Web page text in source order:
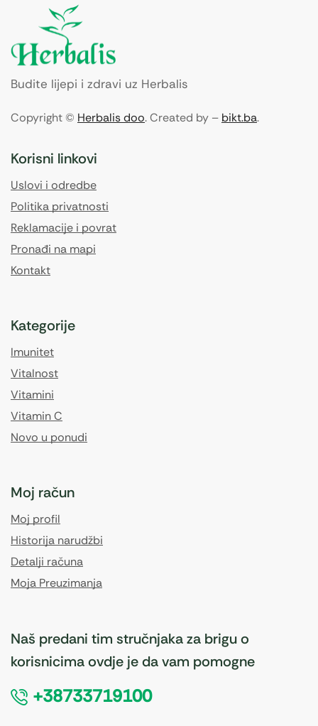
Budite lijepi i zdravi uz Herbalis
Copyright © Herbalis doo. Created by – bikt.ba.
Korisni linkovi
Uslovi i odredbe
Politika privatnosti
Reklamacije i povrat
Pronađi na mapi
Kontakt
Kategorije
Imunitet
Vitalnost
Vitamini
Vitamin C
Novo u ponudi
Moj račun
Moj profil
Historija narudžbi
Detalji računa
Moja Preuzimanja
Naš predani tim stručnjaka za brigu o
korisnicima ovdje je da vam pomogne
+38733719100